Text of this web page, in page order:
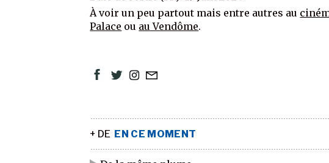
À voir un peu partout mais entre autres au
Palace ou au Vendôme.
+ DE EN CE MOMENT